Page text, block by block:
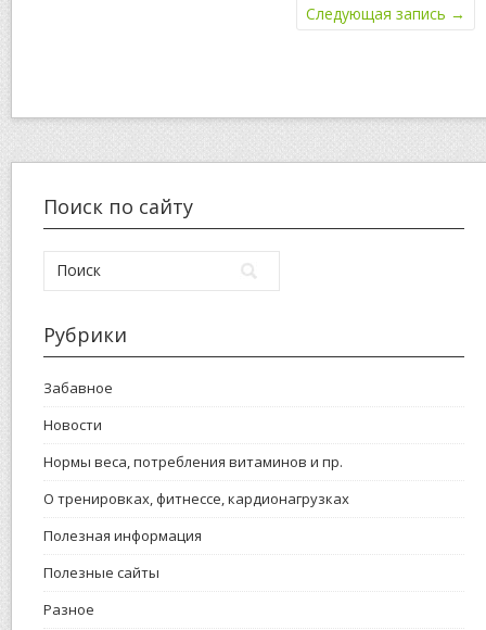
Следующая запись →
Поиск по сайту
Рубрики
Забавное
Новости
Нормы веса, потребления витаминов и пр.
О тренировках, фитнессе, кардионагрузках
Полезная информация
Полезные сайты
Разное